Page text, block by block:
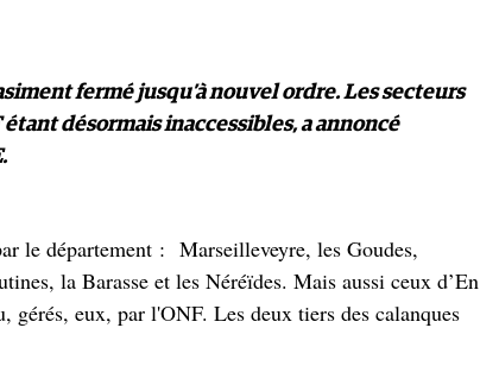
fermé jusqu’à nouvel ordre. Les secteurs
désormais inaccessibles, a annoncé
le département : Marseilleveyre, les Goudes,
la Barasse et les Néréïdes. Mais aussi ceux d’En
eux, par l'ONF. Les deux tiers des calanques